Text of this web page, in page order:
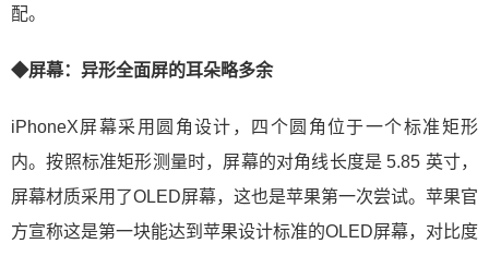
配。
◆屏幕：异形全面屏的耳朵略多余
iPhoneX屏幕采用圆角设计，四个圆角位于一个标准矩形
内。按照标准矩形测量时，屏幕的对角线长度是 5.85 英寸，
屏幕材质采用了OLED屏幕，这也是苹果第一次尝试。苹果官
方宣称这是第一块能达到苹果设计标准的OLED屏幕，对比度